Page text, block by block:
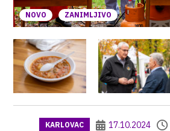
NOVO ZANIMLJIVO
KARLOVAC 17.10.2024